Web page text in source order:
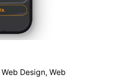
Web Design Web